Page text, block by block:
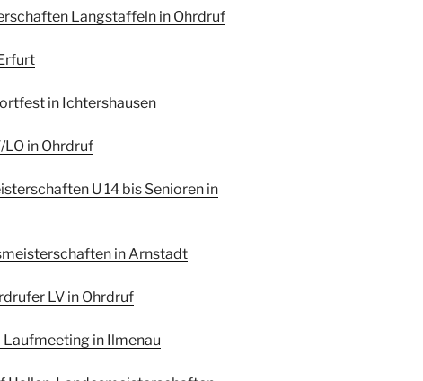
Langstaffeln in Ohrdruf
in Ichtershausen
in Ohrdruf
U 14 bis Senioren in
in Arnstadt
LV in Ohrdruf
Laufmeeting in Ilmenau